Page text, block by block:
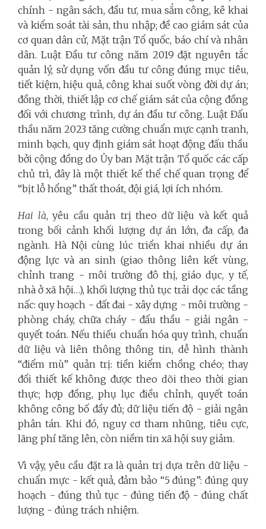
chính - ngân sách, đầu tư, mua sắm công, kê khai
và kiểm soát tài sản, thu nhập; đề cao giám sát của
cơ quan dân cử, Mặt trận Tổ quốc, báo chí và nhân
dân. Luật Đầu tư công năm 2019 đặt nguyên tắc
quản lý, sử dụng vốn đầu tư công đúng mục tiêu,
tiết kiệm, hiệu quả, công khai suốt vòng đời dự án;
đồng thời, thiết lập cơ chế giám sát của cộng đồng
đối với chương trình, dự án đầu tư công. Luật Đấu
thầu năm 2023 tăng cường chuẩn mực cạnh tranh,
minh bạch, quy định giám sát hoạt động đấu thầu
bởi cộng đồng do Ủy ban Mặt trận Tổ quốc các cấp
chủ trì, đây là một thiết kế thể chế quan trọng để
“bịt lỗ hổng” thất thoát, đội giá, lợi ích nhóm.
Hai là, yêu cầu quản trị theo dữ liệu và kết quả
trong bối cảnh khối lượng dự án lớn, đa cấp, đa
ngành. Hà Nội cùng lúc triển khai nhiều dự án
động lực và an sinh (giao thông liên kết vùng,
chỉnh trang - môi trường đô thị, giáo dục, y tế,
nhà ở xã hội…), khối lượng thủ tục trải dọc các tầng
nấc: quy hoạch - đất đai - xây dựng - môi trường -
phòng cháy, chữa cháy - đấu thầu - giải ngân -
quyết toán. Nếu thiếu chuẩn hóa quy trình, chuẩn
dữ liệu và liên thông thông tin, dễ hình thành
“điểm mù” quản trị: tiền kiểm chồng chéo; thay
đổi thiết kế không được theo dõi theo thời gian
thực; hợp đồng, phụ lục điều chỉnh, quyết toán
không công bố đầy đủ; dữ liệu tiến độ - giải ngân
phân tán. Khi đó, nguy cơ tham nhũng, tiêu cực,
lãng phí tăng lên, còn niềm tin xã hội suy giảm.
Vì vậy, yêu cầu đặt ra là quản trị dựa trên dữ liệu -
chuẩn mực - kết quả, đảm bảo “5 đúng”: đúng quy
hoạch - đúng thủ tục - đúng tiến độ - đúng chất
lượng - đúng trách nhiệm.